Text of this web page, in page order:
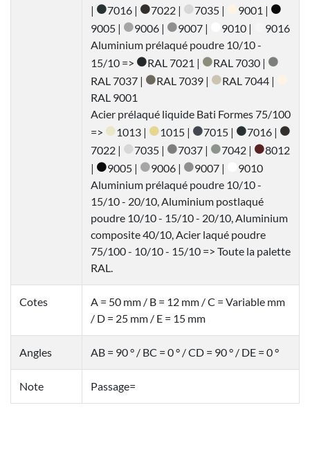
|
7016 | 7022 | 7035 |
9001 |
9005 |
9006 | 9007 | 9010 |
9016
Aluminium prélaqué poudre 10/10 -
15/10 =>
RAL 7021 |
RAL 7030 |
RAL 7037 |
RAL 7039 |
RAL 7044 |
RAL 9001
Acier prélaqué liquide Bati Formes 75/100
=>
1013 | 1015 | 7015 |
7016 |
7022 |
7035 | 7037 | 7042 |
8012
|
9005 | 9006 | 9007 |
9010
Aluminium prélaqué poudre 10/10 -
15/10 - 20/10, Aluminium postlaqué
poudre 10/10 - 15/10 - 20/10, Aluminium
composite 40/10, Acier laqué poudre
75/100 - 10/10 - 15/10 => Toute la palette
RAL.
Cotes
A = 50 mm / B = 12 mm / C = Variable mm
/ D = 25 mm / E = 15 mm
Angles AB = 90 ° / BC = 0 ° / CD = 90 ° / DE = 0 °
Note Passage=